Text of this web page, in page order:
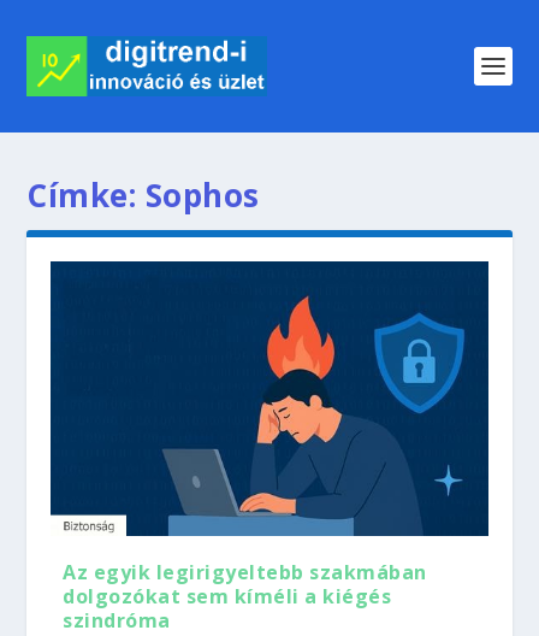
Címke: Sophos
Az egyik legirigyeltebb szakmában
dolgozókat sem kíméli a kiégés
szindróma